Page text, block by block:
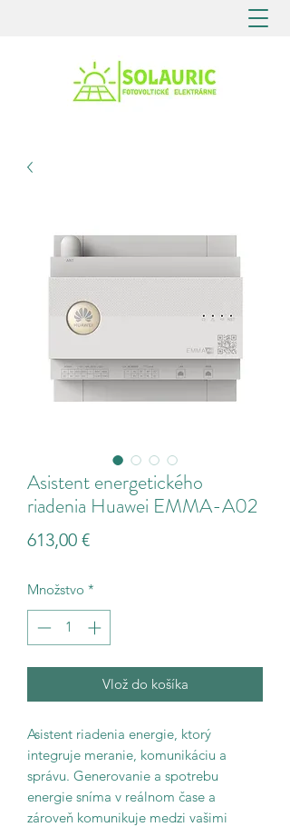
Asistent energetického
riadenia Huawei EMMA-A02
613,00 €Price
Množstvo *
Vlož do košíka
Asistent riadenia energie, ktorý
integruje meranie, komunikáciu a
správu. Generovanie a spotrebu
energie sníma v reálnom čase a
zároveň komunikuje medzi vašimi